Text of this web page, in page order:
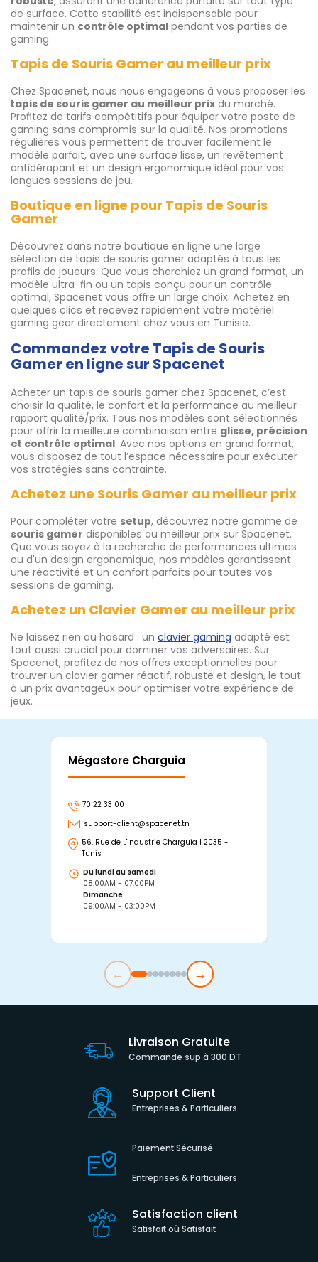
de surface. Cette stabilité est indispensable pour
maintenir un contrôle optimal pendant vos parties de
gaming.
Tapis de Souris Gamer au meilleur prix
Chez Spacenet, nous nous engageons à vous proposer les
tapis de souris gamer au meilleur prix du marché.
Profitez de tarifs compétitifs pour équiper votre poste de
gaming sans compromis sur la qualité. Nos promotions
régulières vous permettent de trouver facilement le
modèle parfait, avec une surface lisse, un revêtement
antidérapant et un design ergonomique idéal pour vos
longues sessions de jeu.
Boutique en ligne pour Tapis de Souris
Gamer
Découvrez dans notre boutique en ligne une large
sélection de tapis de souris gamer adaptés à tous les
profils de joueurs. Que vous cherchiez un grand format, un
modèle ultra-fin ou un tapis conçu pour un contrôle
optimal, Spacenet vous offre un large choix. Achetez en
quelques clics et recevez rapidement votre matériel
gaming gear directement chez vous en Tunisie.
Commandez votre Tapis de Souris
Gamer en ligne sur Spacenet
Acheter un tapis de souris gamer chez Spacenet, c’est
choisir la qualité, le confort et la performance au meilleur
rapport qualité/prix. Tous nos modèles sont sélectionnés
pour offrir la meilleure combinaison entre glisse, précision
et contrôle optimal. Avec nos options en grand format,
vous disposez de tout l’espace nécessaire pour exécuter
vos stratégies sans contrainte.
Achetez une Souris Gamer au meilleur prix
Pour compléter votre setup, découvrez notre gamme de
souris gamer disponibles au meilleur prix sur Spacenet.
Que vous soyez à la recherche de performances ultimes
ou d'un design ergonomique, nos modèles garantissent
une réactivité et un confort parfaits pour toutes vos
sessions de gaming.
Achetez un Clavier Gamer au meilleur prix
Ne laissez rien au hasard : un clavier gaming adapté est
tout aussi crucial pour dominer vos adversaires. Sur
Spacenet, profitez de nos offres exceptionnelles pour
trouver un clavier gamer réactif, robuste et design, le tout
à un prix avantageux pour optimiser votre expérience de
jeux.
Mégastore Charguia
70 22 33 00
support-client@spacenet.tn
56, Rue de L'industrie Charguia I 2035 -
Tunis
Du lundi au samedi
08:00AM - 07:00PM
Dimanche
09:00AM - 03:00PM
← →
Livraison Gratuite
Commande sup à 300 DT
Support Client
Entreprises & Particuliers
Paiement Sécurisé
Entreprises & Particuliers
Satisfaction client
Satisfait où Satisfait